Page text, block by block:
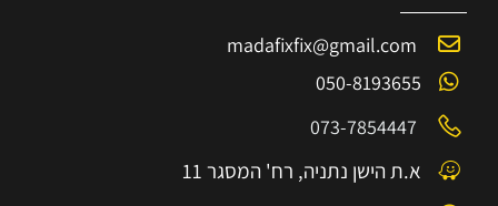
madafixfix@gmail.com
050-8193655
073-7854447
א.ת הישן נתניה, רח' המסגר 11